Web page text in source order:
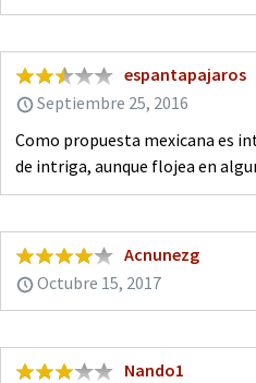
espantapajaros
Septiembre 25, 2016
Como propuesta mexicana es
de intriga, aunque flojea en
Acnunezg
Octubre 15, 2017
Nando1